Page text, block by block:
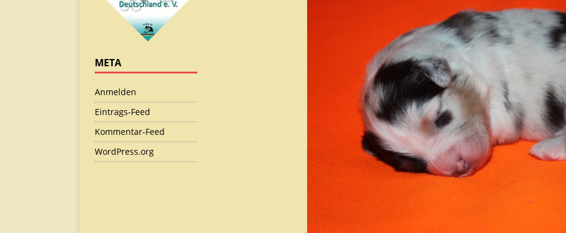
META
Anmelden
Eintrags-Feed
Kommentar-Feed
WordPress.org